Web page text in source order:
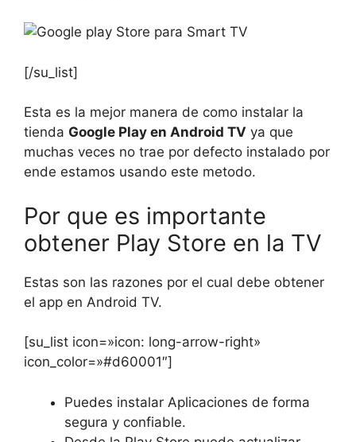
[/su_list]
Esta es la mejor manera de como instalar la
tienda Google Play en Android TV ya que
muchas veces no trae por defecto instalado por
ende estamos usando este metodo.
Por que es importante
obtener Play Store en la TV
Estas son las razones por el cual debe obtener
el app en Android TV.
[su_list icon=»icon: long-arrow-right»
icon_color=»#d60001″]
Puedes instalar Aplicaciones de forma
segura y confiable.